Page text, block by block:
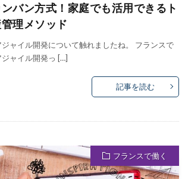
バン方式！家庭でも活用できるト
理メソッド
ャイル開発について触れましたね。 フランスで
ャイル開発っ […]
記事を読む
フランスで働く